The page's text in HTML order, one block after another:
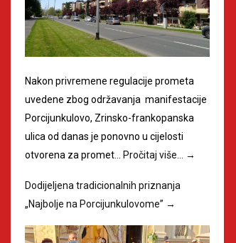
Nakon privremene regulacije prometa
uvedene zbog održavanja manifestacije
Porcijunkulovo, Zrinsko-frankopanska
ulica od danas je ponovno u cijelosti
otvorena za promet…
Pročitaj više… →
Dodijeljena tradicionalnih priznanja
„Najbolje na Porcijunkulovome” →